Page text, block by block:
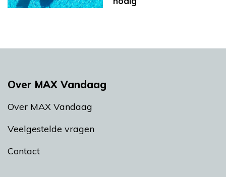
Over MAX Vandaag
Over MAX Vandaag
Veelgestelde vragen
Contact